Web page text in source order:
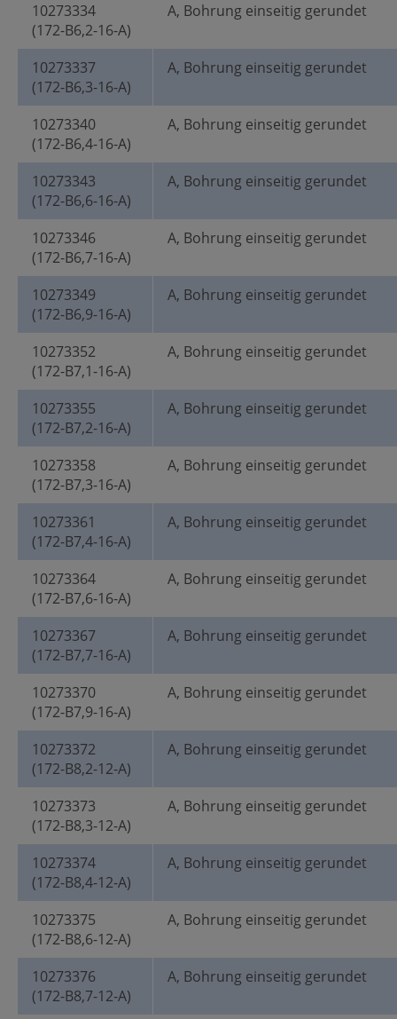
10273334
(172-B6,2-16-A)
A, Bohrung einseitig gerundet
10273337
(172-B6,3-16-A)
A, Bohrung einseitig gerundet
10273340
(172-B6,4-16-A)
A, Bohrung einseitig gerundet
10273343
(172-B6,6-16-A)
A, Bohrung einseitig gerundet
10273346
(172-B6,7-16-A)
A, Bohrung einseitig gerundet
10273349
(172-B6,9-16-A)
A, Bohrung einseitig gerundet
10273352
(172-B7,1-16-A)
A, Bohrung einseitig gerundet
10273355
(172-B7,2-16-A)
A, Bohrung einseitig gerundet
10273358
(172-B7,3-16-A)
A, Bohrung einseitig gerundet
10273361
(172-B7,4-16-A)
A, Bohrung einseitig gerundet
10273364
(172-B7,6-16-A)
A, Bohrung einseitig gerundet
10273367
(172-B7,7-16-A)
A, Bohrung einseitig gerundet
10273370
(172-B7,9-16-A)
A, Bohrung einseitig gerundet
10273372
(172-B8,2-12-A)
A, Bohrung einseitig gerundet
10273373
(172-B8,3-12-A)
A, Bohrung einseitig gerundet
10273374
(172-B8,4-12-A)
A, Bohrung einseitig gerundet
10273375
(172-B8,6-12-A)
A, Bohrung einseitig gerundet
10273376
(172-B8,7-12-A)
A, Bohrung einseitig gerundet